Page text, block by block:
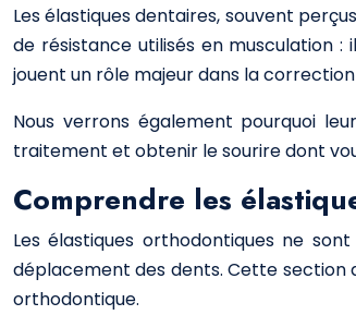
Les élastiques dentaires, souvent
de résistance utilisés en musculation
jouent un rôle majeur dans la
Nous verrons également pourquoi
traitement et obtenir le sourire dont
Comprendre les
Les élastiques orthodontiques ne
déplacement des dents. Cette section
orthodontique.